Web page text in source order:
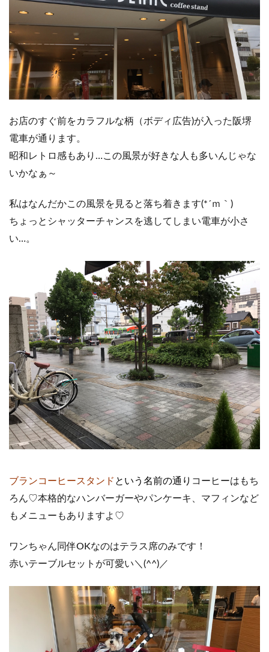
お店のすぐ前をカラフルな柄（ボディ広告)が入った阪堺
電車が通ります。
昭和レトロ感もあり…この風景が好きな人も多いんじゃな
いかなぁ～
私はなんだかこの風景を見ると落ち着きます(*´ｍ｀)
ちょっとシャッターチャンスを逃してしまい電車が小さ
い…。
ブランコーヒースタンド という名前の通り コーヒーはもち
ろん♡本格的なハンバーガーやパンケーキ、マフィンなど
もメニューもありますよ♡
ワンちゃん同伴OKなのはテラス席のみです！
赤いテーブルセットが可愛い＼(^^)／